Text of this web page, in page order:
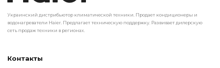
Украинский дистрибьютор климатической техники. Продает кондиционеры и
водонагреватели Haier. Предлагает техническую поддержку. Развивает дилерскую
сеть продаж техники в регионах.
Контакты